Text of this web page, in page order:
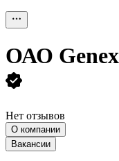
ОАО Genex
Нет отзывов
О компании
Вакансии